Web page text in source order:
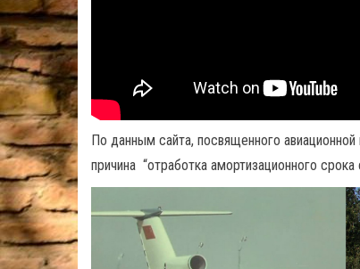
По данным сайта, посвященного авиационной
причина “отработка амортизационного